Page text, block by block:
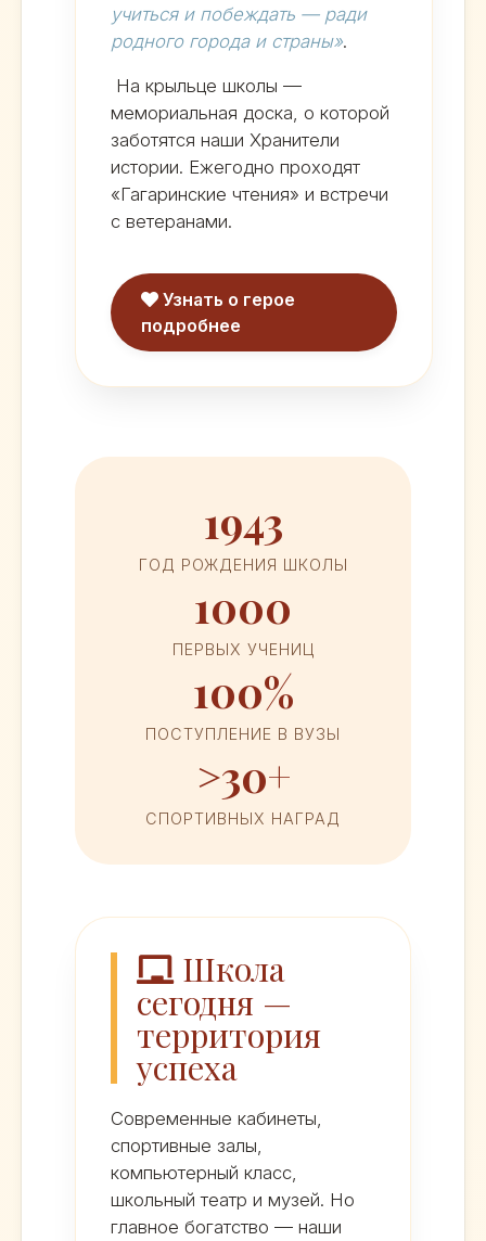
учиться и побеждать — ради
родного города и страны».
На крыльце школы —
мемориальная доска, о которой
заботятся наши Хранители
истории. Ежегодно проходят
«Гагаринские чтения» и встречи
с ветеранами.
Узнать о герое
подробнее
1943
ГОД РОЖДЕНИЯ ШКОЛЫ
1000
ПЕРВЫХ УЧЕНИЦ
100%
ПОСТУПЛЕНИЕ В ВУЗЫ
>30+
СПОРТИВНЫХ НАГРАД
Школа
сегодня —
территория
успеха
Современные кабинеты,
спортивные залы,
компьютерный класс,
школьный театр и музей. Но
главное богатство — наши